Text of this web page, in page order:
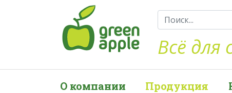
Всё для
О компании Продукция